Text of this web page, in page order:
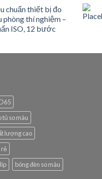
chuẩn thiết bị đo
phòng thí nghiệm –
ISO, 12 bước
tủ so màu
lượng cao
rẻ
bóng đèn so màu